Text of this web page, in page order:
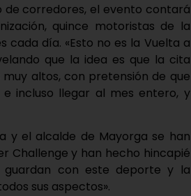
de corredores, el evento contará
quince motoristas de la
cada día. «Esto no es la Vuelta a
que la idea es que la cita
altos, con pretensión de que
incluso llegar al mes entero, y
y el alcalde de Mayorga se han
Challenge y han hecho hincapié
guardan con este deporte y la
sus aspectos».